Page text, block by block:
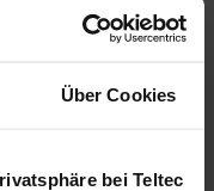
Über Cookies
bei Teltec